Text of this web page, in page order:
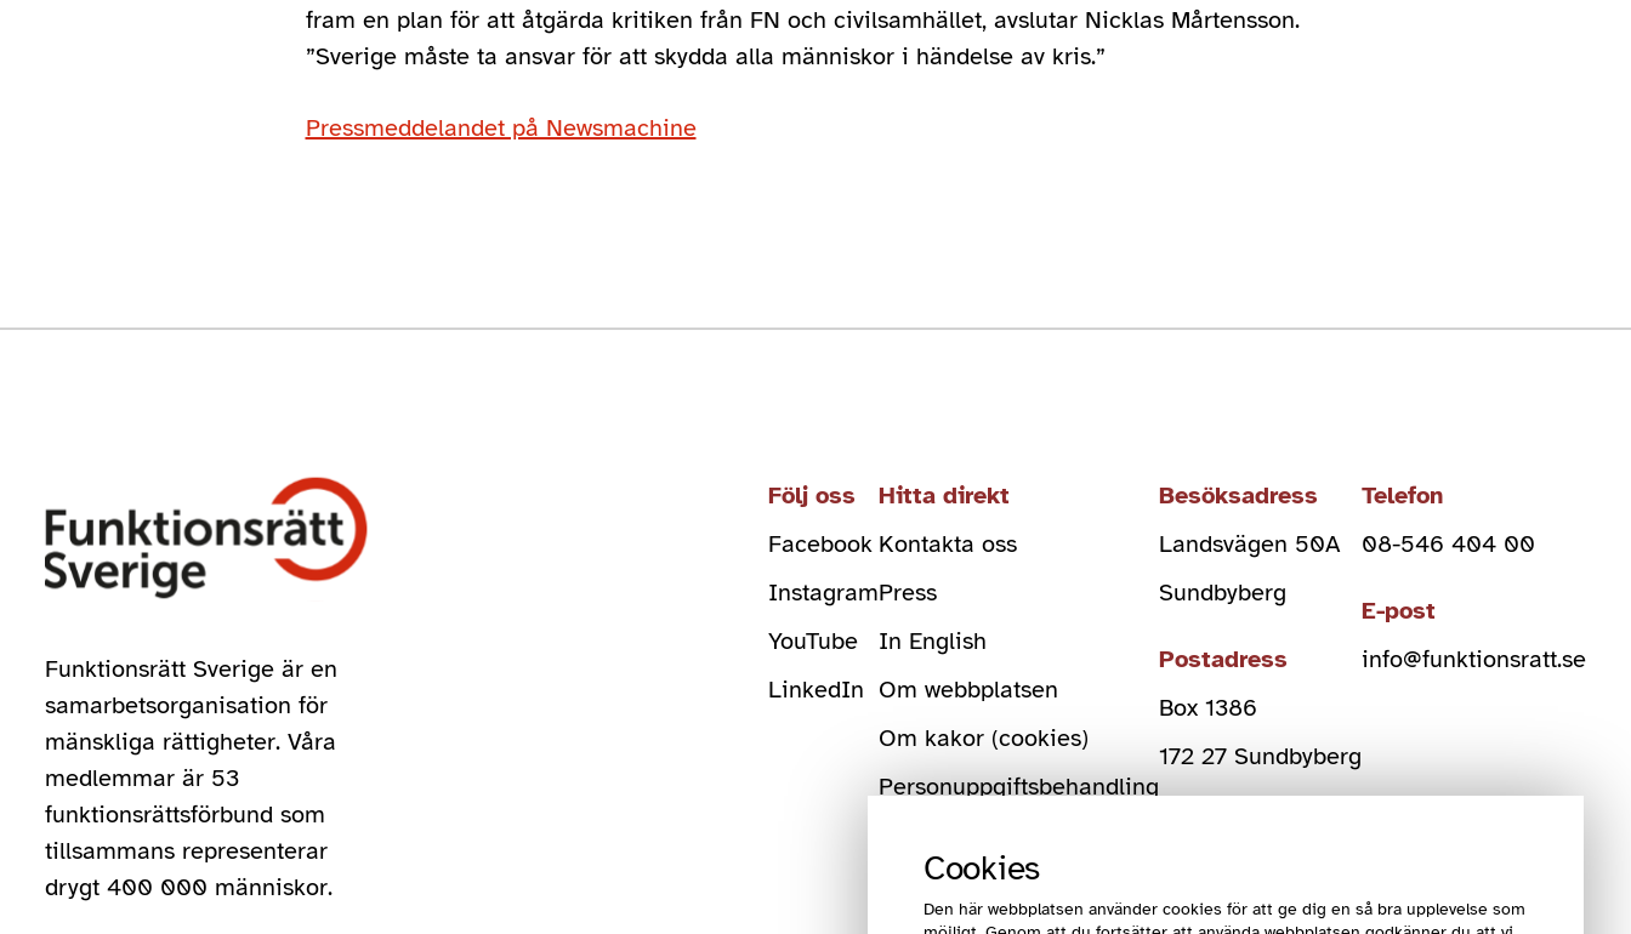
Cookies
Den här webbplatsen använder cookies för att ge dig en så bra upplevelse som
fram en plan för att åtgärda kritiken från FN och civilsamhället, avslutar Nicklas Mårtensson.
”Sverige måste ta ansvar för att skydda alla människor i händelse av kris.”
Pressmeddelandet på Newsmachine
Funktionsrätt Sverige är en
samarbetsorganisation för
mänskliga rättigheter. Våra
medlemmar är 53
funktionsrättsförbund som
tillsammans representerar
drygt 400 000 människor.
Följ oss
Facebook
Instagram
YouTube
LinkedIn
Hitta direkt
Kontakta oss
Press
In English
Om webbplatsen
Om kakor (cookies)
Personuppgiftsbehandling
Besöksadress
Landsvägen 50A
Sundbyberg
Postadress
Box 1386
172 27 Sundbyberg
Telefon
08-546 404 00
E-post
info@funktionsratt.se